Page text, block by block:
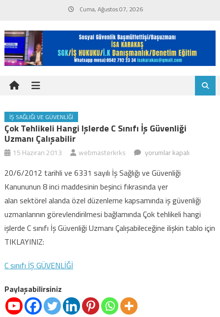
content
Cuma, Ağustos 07, 2026
İŞ SAĞLIĞI VE GÜVENLIĞI
Çok Tehlikeli Hangi Işlerde C Sınıfı İş Güvenliği
Uzmanı Çalışabilir
15 Haziran 2013 webmasterkrks
Çok
hangi
işlerde
C
sınıfı
İş
yorumlar kapalı
20/6/2012 tarihli ve 6331 sayılı İş Sağlığı ve Güvenliği
Kanununun 8 inci maddesinin beşinci fıkrasında yer
alan sektörel alanda özel düzenleme kapsamında iş güvenliği
uzmanlarının görevlendirilmesi bağlamında Çok tehlikeli hangi
işlerde C sınıfı İş Güvenliği Uzmanı Çalışabileceğine ilişkin tablo için
TIKLAYINIZ:
C sınıfı İŞ GÜVENLİĞİ
Paylaşabilirsiniz